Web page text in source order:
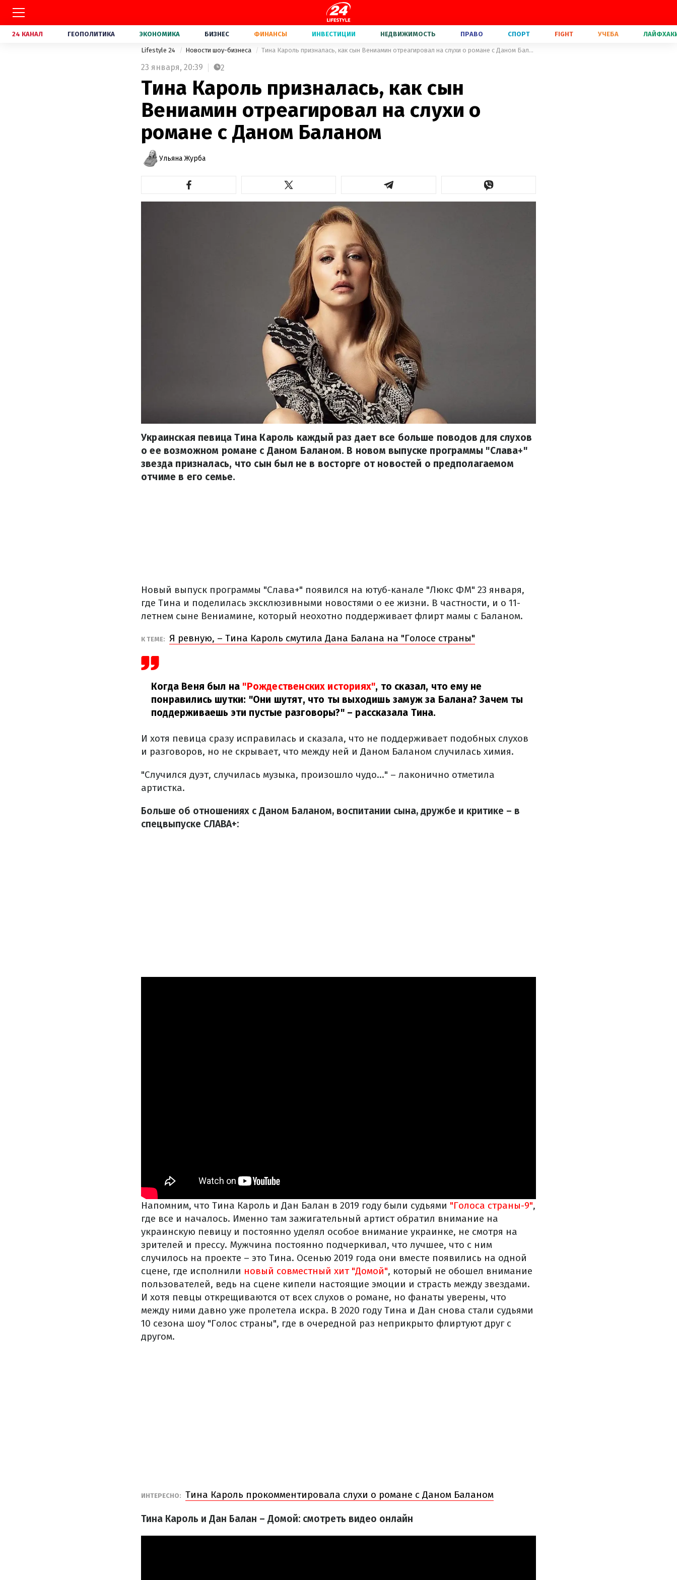
24 КАНАЛ ГЕОПОЛИТИКА ЭКОНОМИКА БИЗНЕС ФИНАНСЫ ИНВЕСТИЦИИ НЕДВИЖИМОСТЬ ПРАВО СПОРТ FIGHT УЧЕБА
Lifestyle 24 Новости шоу-бизнеса Тина Кароль призналась, как сын Вениамин отреагировал на слухи о романе с Даном Баланом
23 января, 20:39 2
Тина Кароль призналась, как сын
Вениамин отреагировал на слухи о
романе с Даном Баланом
Ульяна Журба
Украинская певица Тина Кароль каждый раз дает все больше поводов для слухов
о ее возможном романе с Даном Баланом. В новом выпуске программы "Слава+"
звезда призналась, что сын был не в восторге от новостей о предполагаемом
отчиме в его семье.
Новый выпуск программы "Слава+" появился на ютуб-канале "Люкс ФМ" 23 января,
где Тина и поделилась эксклюзивными новостями о ее жизни. В частности, и о 11-
летнем сыне Вениамине, который неохотно поддерживает флирт мамы с Баланом.
К ТЕМЕ: Я ревную, – Тина Кароль смутила Дана Балана на "Голосе страны"
Когда Веня был на "Рождественских историях", то сказал, что ему не
понравились шутки: "Они шутят, что ты выходишь замуж за Балана? Зачем ты
поддерживаешь эти пустые разговоры?"– рассказала Тина.
И хотя певица сразу исправилась и сказала, что не поддерживает подобных слухов
и разговоров, но не скрывает, что между ней и Даном Баланом случилась химия.
"Случился дуэт, случилась музыка, произошло чудо..." – лаконично отметила
артистка.
Больше об отношениях с Даном Баланом, воспитании сына, дружбе и критике – в
спецвыпуске СЛАВА+:
Напомним, что Тина Кароль и Дан Балан в 2019 году были судьями "Голоса страны-9",
где все и началось. Именно там зажигательный артист обратил внимание на
украинскую певицу и постоянно уделял особое внимание украинке, не смотря на
зрителей и прессу. Мужчина постоянно подчеркивал, что лучшее, что с ним
случилось на проекте – это Тина. Осенью 2019 года они вместе появились на одной
сцене, где исполнили новый совместный хит "Домой", который не обошел внимание
пользователей, ведь на сцене кипели настоящие эмоции и страсть между звездами.
И хотя певцы открещиваются от всех слухов о романе, но фанаты уверены, что
между ними давно уже пролетела искра. В 2020 году Тина и Дан снова стали судьями
10 сезона шоу "Голос страны", где в очередной раз неприкрыто флиртуют друг с
другом.
ИНТЕРЕСНО: Тина Кароль прокомментировала слухи о романе с Даном Баланом
Тина Кароль и Дан Балан – Домой: смотреть видео онлайн